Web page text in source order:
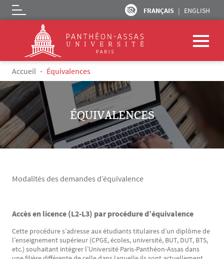
Aller au contenu principal
FRANÇAIS ENGLISH
Logo
Fil d'Ariane
Accueil Équivalences
ÉQUIVALENCES
Modalités des demandes d’équivalence
Texte
Accès en licence (L2-L3) par procédure d’équivalence
Cette procédure s’adresse aux étudiants titulaires d’un diplôme de
l’enseignement supérieur (CPGE, écoles, université, BUT, DUT, BTS,
etc.) souhaitant intégrer l’Université Paris-Panthéon-Assas dans